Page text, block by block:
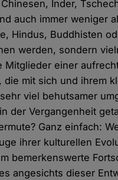
Inder,
auch immer weniger
Hindus, Buddhisten
werden, sondern
Mitglieder einer
die mit sich und ihrem
viel behutsamer
der Vergangenheit
Ganz einfach:
ihrer kulturellen
bemerkenswerte
angesichts dieser